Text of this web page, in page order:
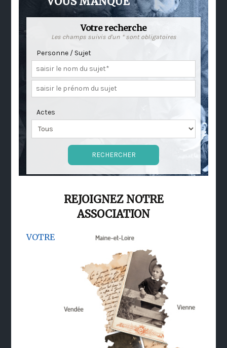
Votre recherche
Les champs suivis d'un * sont obligatoires
Personne / Sujet
Actes
REJOIGNEZ NOTRE
ASSOCIATION
VOTRE